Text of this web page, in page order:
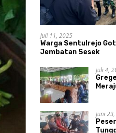
Juli 11, 2025
Warga Sentulrejo
Jembatan Sesek
Juli 4,
Juni